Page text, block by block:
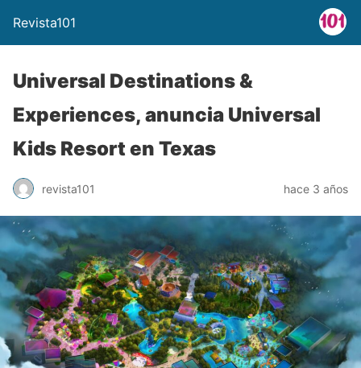
Revista101
Universal Destinations &
Experiences, anuncia Universal
Kids Resort en Texas
revista101 hace 3 años